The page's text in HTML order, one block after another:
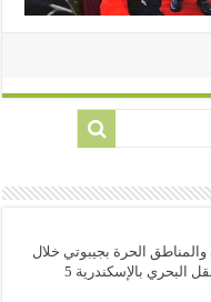
الحرة بجيبوتي خلال
البحري بالإسكندرية 5